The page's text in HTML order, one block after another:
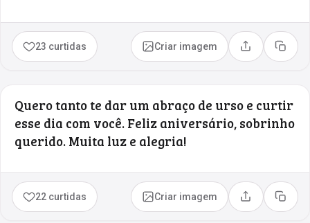
23 curtidas Criar imagem Compartilhar
Copiar
Quero tanto te dar um abraço de urso e curtir
esse dia com você. Feliz aniversário, sobrinho
querido. Muita luz e alegria!
22 curtidas Criar imagem Compartilhar
Copiar